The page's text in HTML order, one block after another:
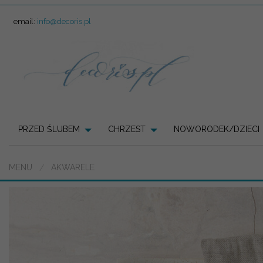
email: info@decoris.pl
PRZED ŚLUBEM CHRZEST NOWORODEK/DZIECI
MENU AKWARELE